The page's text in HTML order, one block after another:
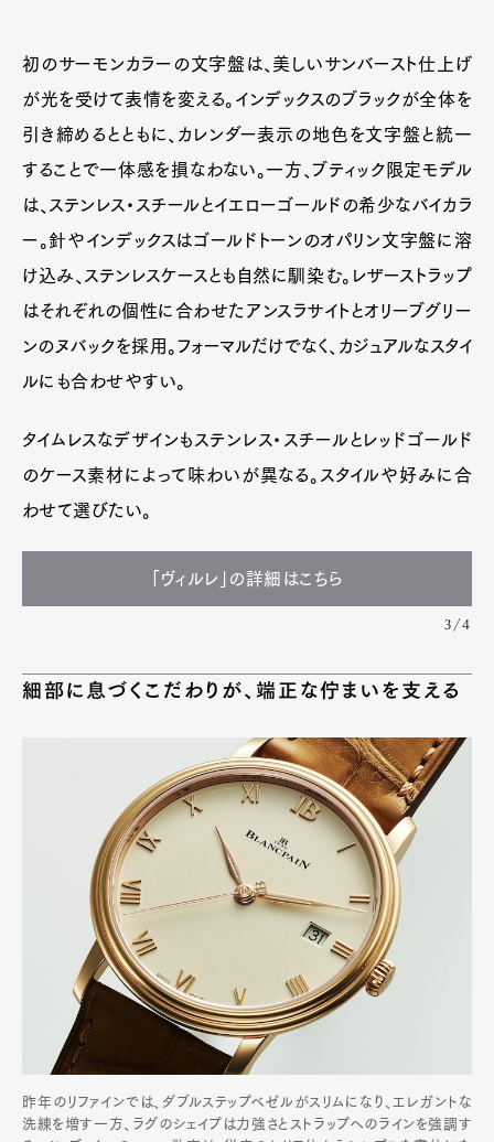
初のサーモンカラーの文字盤は、美しいサンバースト仕上げ
が光を受けて表情を変える。インデックスのブラックが全体を
引き締めるとともに、カレンダー表示の地色を文字盤と統一
することで一体感を損なわない。一方、ブティック限定モデル
は、ステンレス・スチールとイエローゴールドの希少なバイカラ
ー。針やインデックスはゴールドトーンのオパリン文字盤に溶
け込み、ステンレスケースとも自然に馴染む。レザーストラップ
はそれぞれの個性に合わせたアンスラサイトとオリーブグリー
ンのヌバックを採用。フォーマルだけでなく、カジュアルなスタイ
ルにも合わせやすい。
タイムレスなデザインもステンレス・スチールとレッドゴールド
のケース素材によって味わいが異なる。スタイルや好みに合
わせて選びたい。
「ヴィルレ」の詳細はこちら
3/4
細部に息づくこだわりが、端正な佇まいを支える
昨年のリファインでは、ダブルステップベゼルがスリムになり、エレガントな
洗練を増す一方、ラグのシェイプは力強さとストラップへのラインを強調す